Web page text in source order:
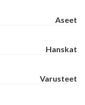
Aseet
Hanskat
Varusteet